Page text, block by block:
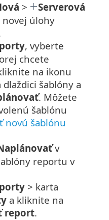
>
Serverová
úlohy
, vyberte
chcete
na ikonu
šablóny a
. Môžete
šablónu
novú šablónu
v
reportu v
> karta
a kliknite na
report.